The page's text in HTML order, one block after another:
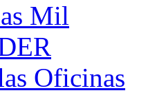
Mil
Oficinas